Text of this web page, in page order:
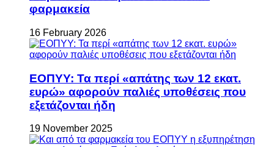
φαρμακεία
16 February 2026
ΕΟΠΥΥ: Τα περί «απάτης των 12 εκατ.
ευρώ» αφορούν παλιές υποθέσεις που
εξετάζονται ήδη
19 November 2025